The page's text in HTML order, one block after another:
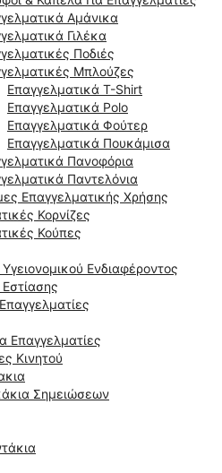
Αμάνικα
Γιλέκα
Ποδιές
Μπλούζες
Επαγγελματικά T-Shirt
Επαγγελματικά Polo
Επαγγελματικά Φούτερ
Επαγγελματικά Πουκάμισα
Πανοφόρια
Παντελόνια
Επαγγελματικής Χρήσης
Κορνίζες
Κούπες
Ενδιαφέροντος
Επαγγελματίες
Κινητού
Σημειώσεων